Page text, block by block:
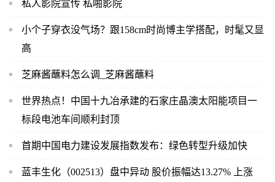
私人影院宣传 私啪影院
小个子穿衣没气场？跟158cm时尚博主学搭配，时髦又显
高
芝麻酱蘸料怎么调_芝麻酱蘸料
世界热点！中国十九冶承建的石家庄晶澳太阳能项目一
标段电池车间顺利封顶
首期中国电力建设发展指数发布：绿色转型升级加快
蓝丰生化（002513）盘中异动 股价振幅达13.27% 上涨